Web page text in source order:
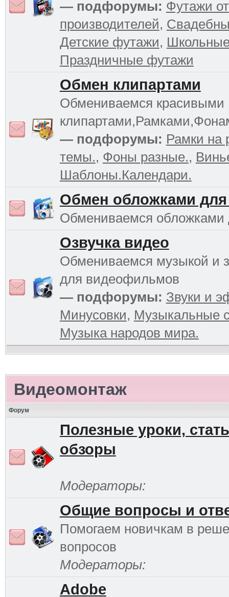
— подфорумы: Футажи от
производителей,
Детские футажи,
Праздничные футажи
Обмен клипартами
Обмениваемся красивыми
— подфорумы: Рамки на
темы., Фоны разные.,
Шаблоны.Календари.
Обмен обложками для
Обмениваемся обложками
Озвучка видео
Обмениваемся музыкой и
для видеофильмов
— подфорумы: Звуки и
Минусовки, Музыкальные
Музыка народов мира.
Видеомонтаж
Форум
Полезные уроки,
обзоры
Модераторы:
Общие вопросы и
Помогаем новичкам в
вопросов
Модераторы:
Adobe